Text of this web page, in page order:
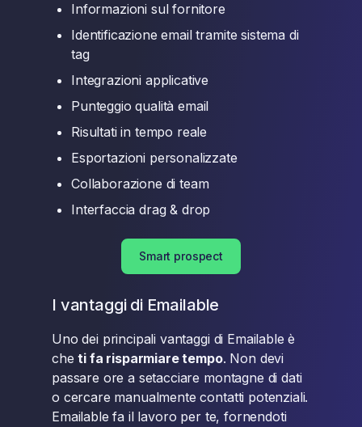
Informazioni sul fornitore
Identificazione email tramite sistema di
tag
Integrazioni applicative
Punteggio qualità email
Risultati in tempo reale
Esportazioni personalizzate
Collaborazione di team
Interfaccia drag & drop
Smart prospect
I vantaggi di Emailable
Uno dei principali vantaggi di Emailable è
cheti fa risparmiare tempo. Non devi
passare ore a setacciare montagne di dati
o cercare manualmente contatti potenziali.
Emailable fa il lavoro per te, fornendoti